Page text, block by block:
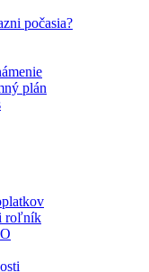
počasia?
plán
roľník